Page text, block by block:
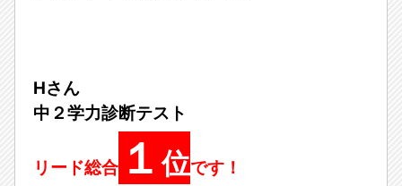
Hさん
中２学力診断テスト
リード総合 １位です！